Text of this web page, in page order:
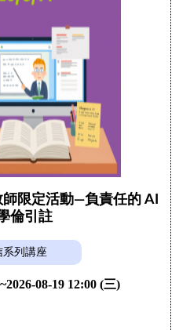
師限定活動—負責任的 AI
倫引註
系列講座
08-19 12:00 (三)